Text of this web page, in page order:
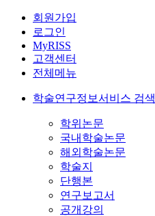
회원가입
로그인
MyRISS
고객센터
전체메뉴
학술연구정보서비스 검색
학위논문
국내학술논문
해외학술논문
학술지
단행본
연구보고서
공개강의